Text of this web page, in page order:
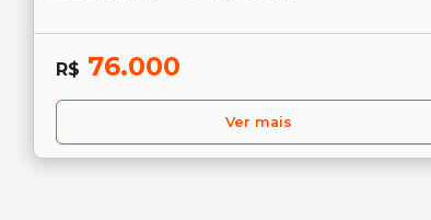
R$ 76.000
Ver mais